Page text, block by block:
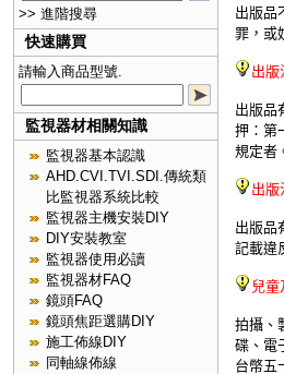
>> 進階搜尋
快速購買
請輸入商品型號.
監視器材相關知識
監視器基本認識
AHD.CVI.TVI.SDI.傳統類
比監視器系統比較
監視器主機安裝DIY
DIY安裝教室
監視器使用必讀
監視器材FAQ
鏡頭FAQ
鏡頭焦距選購DIY
施工佈線DIY
同軸線佈線
出版品
罪，或
出版
出版品
押：第
規定者
出版
出版品
記載違
兒童
拍攝、
碟、電
台幣五